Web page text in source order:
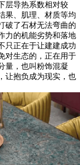
层导热系数相对较
果、肌理、材质等均
破了石材无法弯曲的
力的机能劣势和落地
只正在于让建建成功
对生态的，正在用于
量，也叫粉饰混凝
让抱负成为现实，也